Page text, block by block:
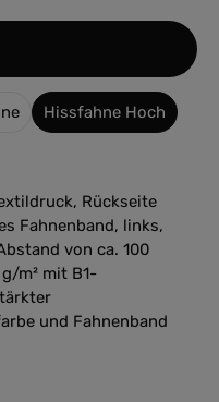
Hissfahne Hoch
Rückseite
Fahnenband, links,
von ca. 100
m² mit B1-
und Fahnenband